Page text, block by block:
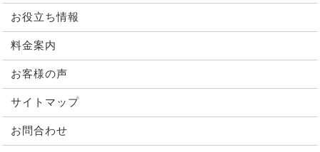
お役立ち情報
料金案内
お客様の声
サイトマップ
お問合わせ